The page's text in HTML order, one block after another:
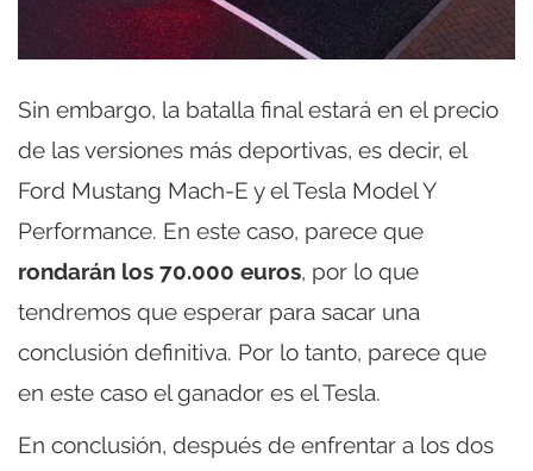
Sin embargo, la batalla final estará en el precio
de las versiones más deportivas, es decir, el
Ford Mustang Mach-E y el Tesla Model Y
Performance. En este caso, parece que
rondarán los 70.000 euros, por lo que
tendremos que esperar para sacar una
conclusión definitiva. Por lo tanto, parece que
en este caso el ganador es el Tesla.
En conclusión, después de enfrentar a los dos